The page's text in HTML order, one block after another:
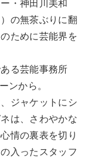
・神田川美和
の無茶ぶりに翻
ために芸能界を
る芸能事務所
ンから。
ジャケットにシ
は、さわやかな
情の裏表を切り
入ったスタッフ